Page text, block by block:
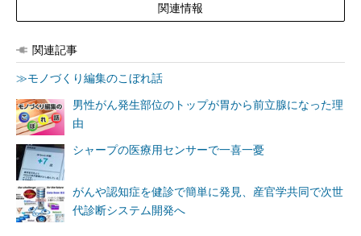
関連情報
関連記事
≫モノづくり編集のこぼれ話
男性がん発生部位のトップが胃から前立腺になった理
由
シャープの医療用センサーで一喜一憂
がんや認知症を健診で簡単に発見、産官学共同で次世
代診断システム開発へ